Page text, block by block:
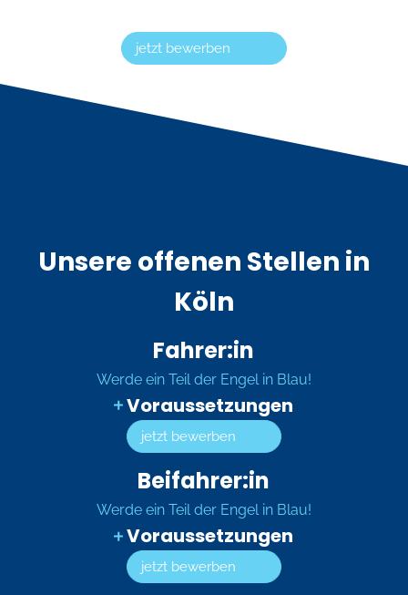
jetzt bewerben
Unsere offenen Stellen in
Köln
Fahrer:in
Werde ein Teil der Engel in Blau!
Voraussetzungen
jetzt bewerben
Beifahrer:in
Werde ein Teil der Engel in Blau!
Voraussetzungen
jetzt bewerben